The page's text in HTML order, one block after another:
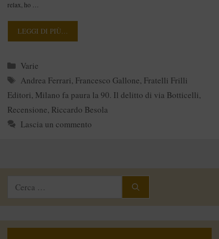
relax, ho …
LEGGI DI PIÙ…
Categorie
Varie
Tag
Andrea Ferrari, Francesco Gallone, Fratelli Frilli
Editori, Milano fa paura la 90. Il delitto di via Botticelli,
Recensione, Riccardo Besola
Lascia un commento
Ricerca